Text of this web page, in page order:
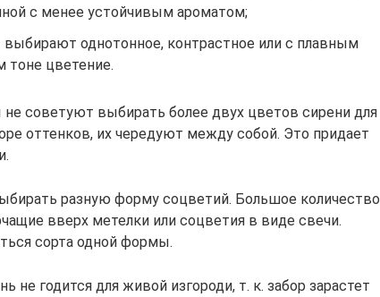
с менее устойчивым ароматом;
выбирают однотонное, контрастное или с плавным
тоне цветение.
советуют выбирать более двух цветов сирени для
оттенков, их чередуют между собой. Это придает
разную форму соцветий. Большое количество
вверх метелки или соцветия в виде свечи.
сорта одной формы.
не годится для живой изгороди, т. к. забор зарастет